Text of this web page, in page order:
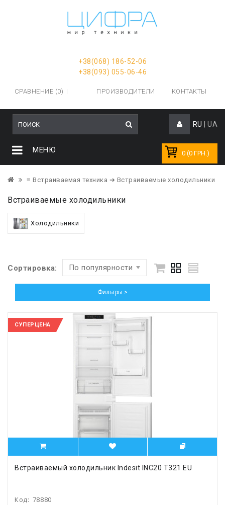
+38(068) 186-52-06
+38(093) 055-06-46
СРАВНЕНИЕ (0) ПРОИЗВОДИТЕЛИ КОНТАКТЫ
RU UA
0 (0 ГРН.)
МЕНЮ
≡ Встраиваемая техника ➔ Встраиваемые холодильники
Встраиваемые холодильники
Холодильники
Сортировка: По популярности
Фильтры >
СУПЕРЦЕНА
Встраиваемый холодильник Indesit INC20 T321 EU
Код: 78880